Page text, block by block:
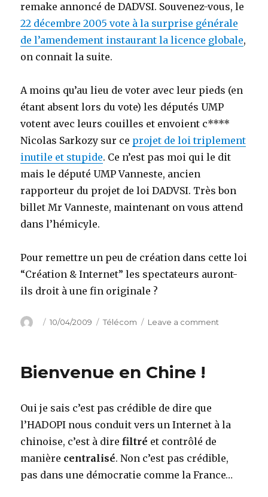
remake annoncé de DADVSI. Souvenez-vous, le
22 décembre 2005 vote à la surprise générale
de l’amendement instaurant la licence globale,
on connait la suite.
A moins qu’au lieu de voter avec leur pieds (en
étant absent lors du vote) les députés UMP
votent avec leurs couilles et envoient c****
Nicolas Sarkozy sur ce projet de loi triplement
inutile et stupide. Ce n’est pas moi qui le dit
mais le député UMP Vanneste, ancien
rapporteur du projet de loi DADVSI. Très bon
billet Mr Vanneste, maintenant on vous attend
dans l’hémicyle.
Pour remettre un peu de création dans cette loi
“Création & Internet” les spectateurs auront-
ils droit à une fin originale ?
Author
Posted
10/04/2009 Categories
Télécom Leave a comment
Bienvenue en Chine !
Oui je sais c’est pas crédible de dire que
l’HADOPI nous conduit vers un Internet à la
chinoise, c’est à direfiltré et contrôlé de
manière centralisé. Non c’est pas crédible,
pas dans une démocratie comme la France…